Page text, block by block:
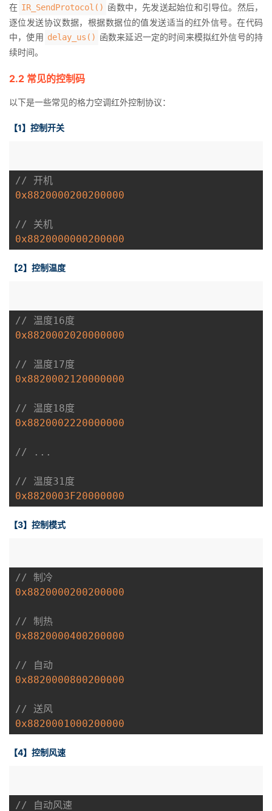
在 IR_SendProtocol() 函数中，先发送起始位和引导位。然后，
逐位发送协议数据，根据数据位的值发送适当的红外信号。在代码
中，使用 delay_us() 函数来延迟一定的时间来模拟红外信号的持
续时间。
2.2 常见的控制码
以下是一些常见的格力空调红外控制协议：
【1】控制开关
// 开机
0x8820000200200000
// 关机
0x8820000000200000
【2】控制温度
// 温度16度
0x8820002020000000
// 温度17度
0x8820002120000000
// 温度18度
0x8820002220000000
// ...
// 温度31度
0x8820003F20000000
【3】控制模式
// 制冷
0x8820000200200000
// 制热
0x8820000400200000
// 自动
0x8820000800200000
// 送风
0x8820001000200000
【4】控制风速
// 自动风速